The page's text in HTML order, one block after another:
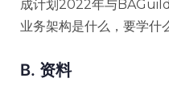
成计划2022年与
业务架构是什么，要学什
B. 资料